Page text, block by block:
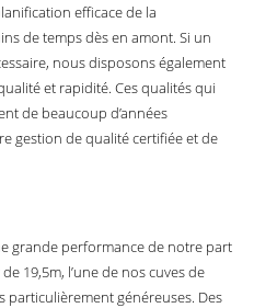
efficace de la
de temps dès en amont. Si un
nous disposons également
et rapidité. Ces qualités qui
de beaucoup d’années
gestion de qualité certifiée et de
grande performance de notre part
19,5m, l’une de nos cuves de
généreuses. Des